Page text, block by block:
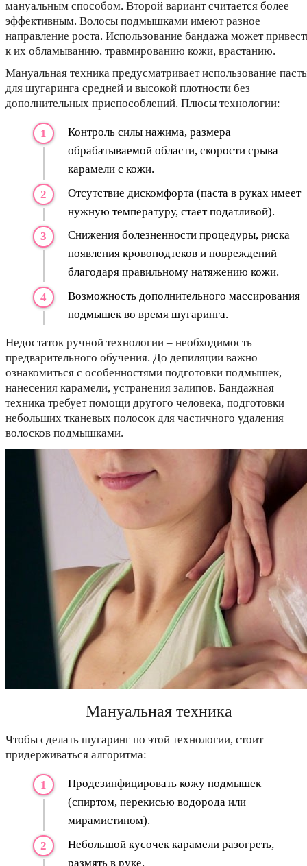
мануальным способом. Второй вариант считается более
эффективным. Волосы подмышками имеют разное
направление роста. Использование бандажа может
к их обламыванию, травмированию кожи, врастанию.
Мануальная техника предусматривает использование
для шугаринга средней и высокой плотности без
дополнительных приспособлений. Плюсы технологии:
Контроль силы нажима, размера
обрабатываемой области, скорости срыва
карамели с кожи.
Отсутствие дискомфорта (паста в руках имеет
нужную температуру, стает податливой).
Снижения болезненности процедуры, риска
появления кровоподтеков и повреждений
благодаря правильному натяжению кожи.
Возможность дополнительного массирования
подмышек во время шугаринга.
Недостаток ручной технологии – необходимость
предварительного обучения. До депиляции важно
ознакомиться с особенностями подготовки подмышек,
нанесения карамели, устранения залипов. Бандажная
техника требует помощи другого человека, подготовки
небольших тканевых полосок для частичного удаления
волосков подмышками.
Мануальная техника
Чтобы сделать шугаринг по этой технологии, стоит
придерживаться алгоритма:
Продезинфицировать кожу подмышек
(спиртом, перекисью водорода или
мирамистином).
Небольшой кусочек карамели разогреть,
размять в руке.